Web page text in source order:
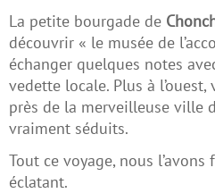
La petite bourgade de
découvrir « le musée de
échanger quelques notes
vedette locale. Plus à
près de la merveilleuse ville
vraiment séduits.
Tout ce voyage, nous
éclatant.